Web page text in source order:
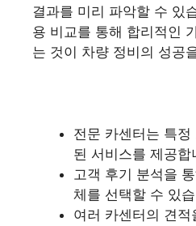
결과를 미리 파악할 수 있
용 비교를 통해 합리적인
는 것이 차량 정비의 성공
전문 카센터는 특
된 서비스를 제공합
고객 후기 분석을
체를 선택할 수 있
여러 카센터의 견